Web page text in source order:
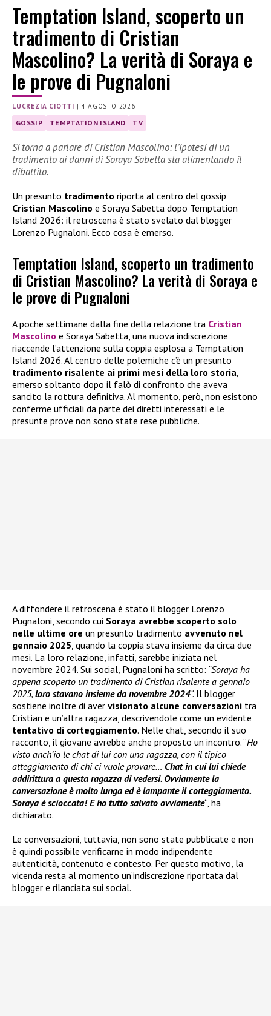
Temptation Island, scoperto un
tradimento di Cristian
Mascolino? La verità di Soraya e
le prove di Pugnaloni
LUCREZIA CIOTTI |4 AGOSTO 2026
GOSSIP TEMPTATION ISLAND TV
Si torna a parlare di Cristian Mascolino: l’ipotesi di un
tradimento ai danni di Soraya Sabetta sta alimentando il
dibattito.
Un presunto tradimento riporta al centro del gossip
Cristian Mascolino e Soraya Sabetta dopo Temptation
Island 2026: il retroscena è stato svelato dal blogger
Lorenzo Pugnaloni. Ecco cosa è emerso.
Temptation Island, scoperto un tradimento
di Cristian Mascolino? La verità di Soraya e
le prove di Pugnaloni
A poche settimane dalla fine della relazione tra Cristian
Mascolino e Soraya Sabetta, una nuova indiscrezione
riaccende l’attenzione sulla coppia esplosa a Temptation
Island 2026. Al centro delle polemiche c’è un presunto
tradimento risalente ai primi mesi della loro storia
emerso soltanto dopo il falò di confronto che aveva
sancito la rottura definitiva. Al momento, però, non esistono
conferme ufficiali da parte dei diretti interessati e le
presunte prove non sono state rese pubbliche.
A diffondere il retroscena è stato il blogger Lorenzo
Pugnaloni, secondo cui Soraya avrebbe scoperto solo
nelle ultime ore un presunto tradimento avvenuto nel
gennaio 2025 , quando la coppia stava insieme da circa due
mesi. La loro relazione, infatti, sarebbe iniziata nel
novembre 2024. Sui social, Pugnaloni ha scritto: “Soraya ha
appena scoperto un tradimento di Cristian risalente a gennaio
2025, loro stavano insieme da novembre 2024“. Il blogger
sostiene inoltre di aver visionato alcune conversazioni tra
Cristian e un’altra ragazza, descrivendole come un evidente
tentativo di corteggiamento. Nelle chat, secondo il suo
racconto, il giovane avrebbe anche proposto un incontro. “Ho
visto anch’io le chat di lui con una ragazza, con il tipico
atteggiamento di chi ci vuole provare… Chat in cui lui chiede
addirittura a questa ragazza di vedersi. Ovviamente la
conversazione è molto lunga ed è lampante il corteggiamento.
Soraya è scioccata! E ho tutto salvato ovviamente“, ha
dichiarato.
Le conversazioni, tuttavia, non sono state pubblicate e non
è quindi possibile verificarne in modo indipendente
autenticità, contenuto e contesto. Per questo motivo, la
vicenda resta al momento un’indiscrezione riportata dal
blogger e rilanciata sui social.